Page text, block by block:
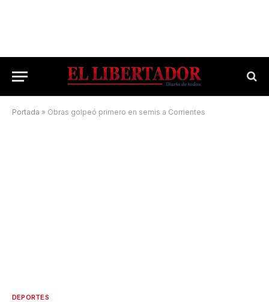
Portada » Obras golpeó primero en semis a Corrientes
DEPORTES